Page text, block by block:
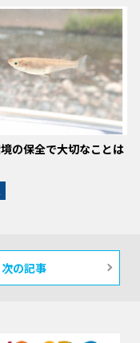
の保全で大切なことは
次の記事